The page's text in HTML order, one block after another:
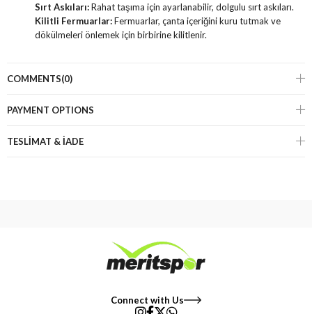
Sırt Askıları:Rahat taşıma için ayarlanabilir, dolgulu sırt askıları.
Kilitli Fermuarlar:Fermuarlar, çanta içeriğini kuru tutmak ve
dökülmeleri önlemek için birbirine kilitlenir.
COMMENTS(0)
PAYMENT OPTIONS
TESLİMAT & İADE
Connect with Us